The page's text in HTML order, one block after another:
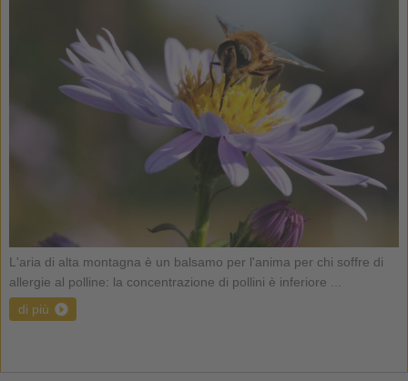
L'aria di alta montagna è un balsamo per l'anima per chi soffre di
allergie al polline: la concentrazione di pollini è inferiore ...
di più